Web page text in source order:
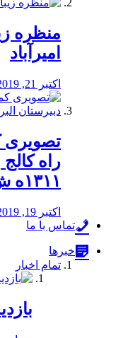
منظره‌‌
امیرآباد
اکتبر 21, 2019
️تصویری
راه
۱۳۱۱ه ش
اکتبر 19, 2019
تماس با ما
خبرها
تمام اخبار